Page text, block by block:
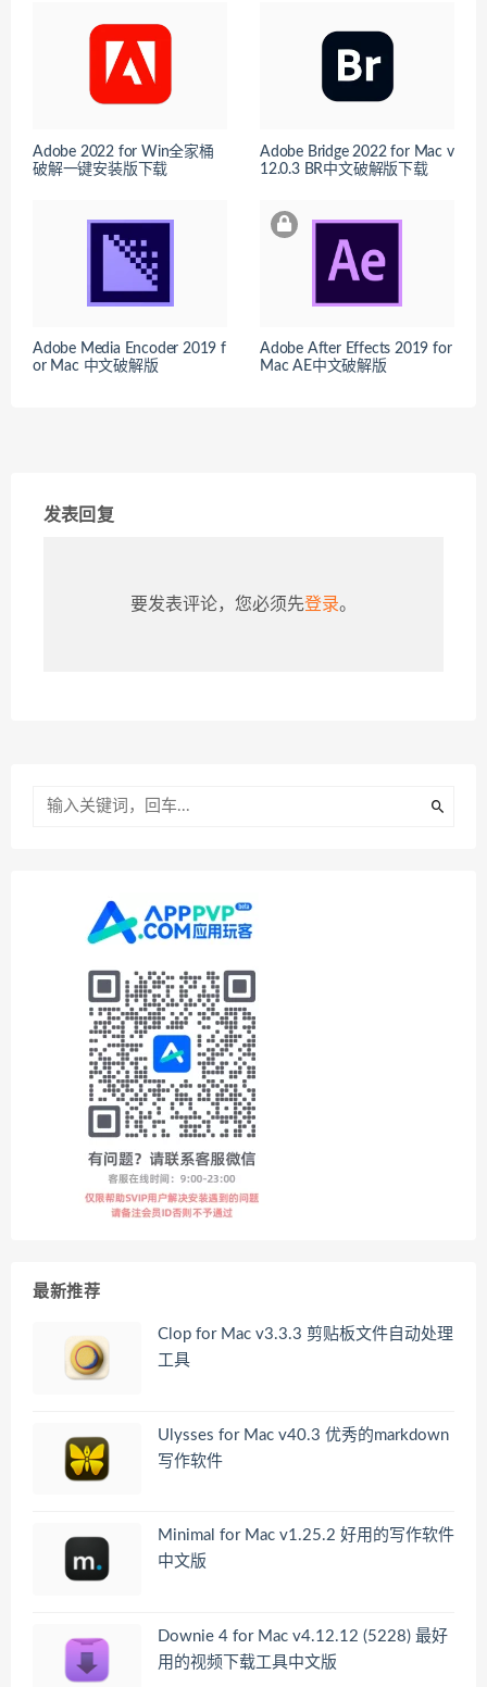
Adobe 2022 for Win全家桶
破解一键安装版下载
Adobe Bridge 2022 for Mac v
12.0.3 BR中文破解版下载
Adobe Media Encoder 2019 f
or Mac 中文破解版
Adobe After Effects 2019 for
Mac AE中文破解版
发表回复
要发表评论，您必须先登录。
最新推荐
Clop for Mac v3.3.3 剪贴板文件自动处理
工具
Ulysses for Mac v40.3 优秀的markdown
写作软件
Minimal for Mac v1.25.2 好用的写作软件
中文版
Downie 4 for Mac v4.12.12 (5228) 最好
用的视频下载工具中文版